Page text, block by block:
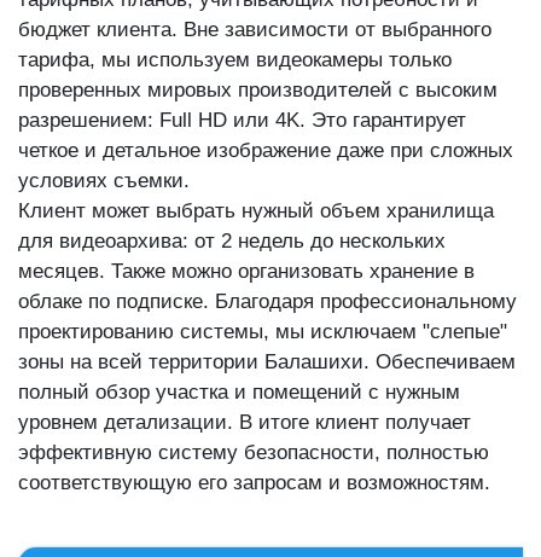
бюджет клиента. Вне зависимости от выбранного
тарифа, мы используем видеокамеры только
проверенных мировых производителей с высоким
разрешением: Full HD или 4K. Это гарантирует
четкое и детальное изображение даже при сложных
условиях съемки.
Клиент может выбрать нужный объем хранилища
для видеоархива: от 2 недель до нескольких
месяцев. Также можно организовать хранение в
облаке по подписке. Благодаря профессиональному
проектированию системы, мы исключаем "слепые"
зоны на всей территории Балашихи. Обеспечиваем
полный обзор участка и помещений с нужным
уровнем детализации. В итоге клиент получает
эффективную систему безопасности, полностью
соответствующую его запросам и возможностям.